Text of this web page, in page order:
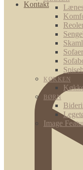
Kontakt
Sofaer
KØKKEN
BØRN
Image